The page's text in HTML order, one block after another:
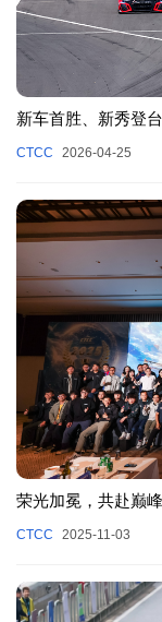
新车首胜、新秀登
CTCC 2026-04-25
荣光加冕，共赴巅
CTCC 2025-11-03